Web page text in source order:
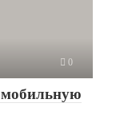
0
мобильную